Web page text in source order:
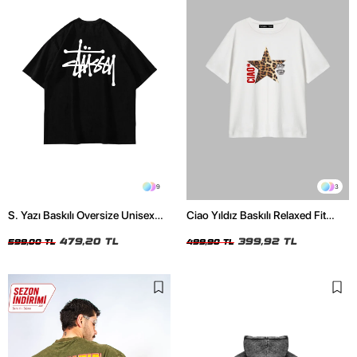
9
S. Yazı Baskılı Oversize Unisex
599,00 TL 479,20 TL
3
Ciao Yıldız Baskılı Relaxed Fit
499,90 TL 399,92 TL